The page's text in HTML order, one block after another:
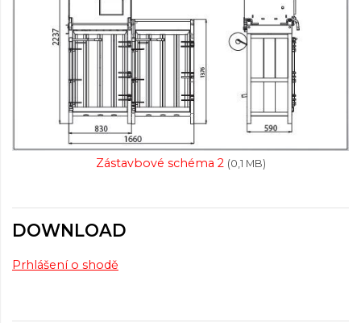
Zástavbové schéma 2 (0,1 MB)
DOWNLOAD
Prhlášení o shodě